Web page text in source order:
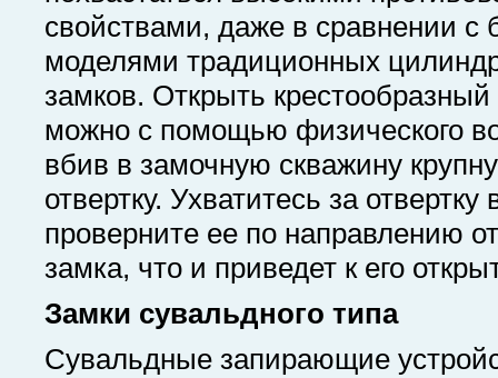
свойствами, даже в сравнении
моделями традиционных
замков. Открыть крестообразный
можно с помощью физического
вбив в замочную скважину
отвертку. Ухватитесь за
проверните ее по направлению
замка, что и приведет к его
Замки сувальдного типа
Сувальдные запирающие